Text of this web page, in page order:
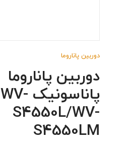
دوربین پاناروما
دوربین پاناروما
پاناسونیک WV-
S4550L/WV-
S4550LM